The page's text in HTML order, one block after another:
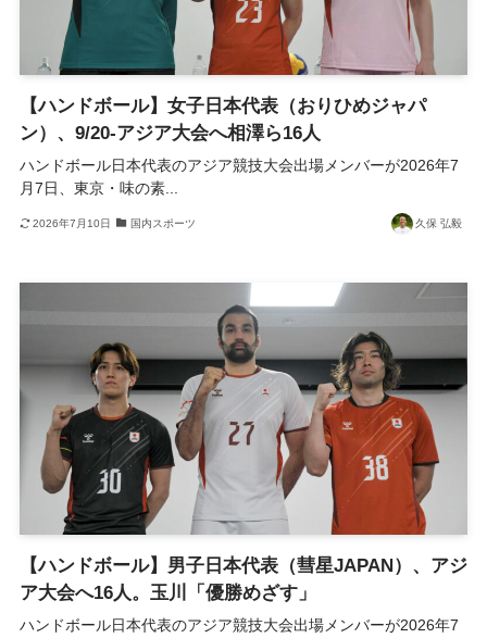
【ハンドボール】女子日本代表（おりひめジャパ
ン）、9/20-アジア大会へ相澤ら16人
ハンドボール日本代表のアジア競技大会出場メンバーが2026年7
月7日、東京・味の素...
2026年7月10日 国内スポーツ 久保 弘毅
【ハンドボール】男子日本代表（彗星JAPAN）、アジ
ア大会へ16人。玉川「優勝めざす」
ハンドボール日本代表のアジア競技大会出場メンバーが2026年7